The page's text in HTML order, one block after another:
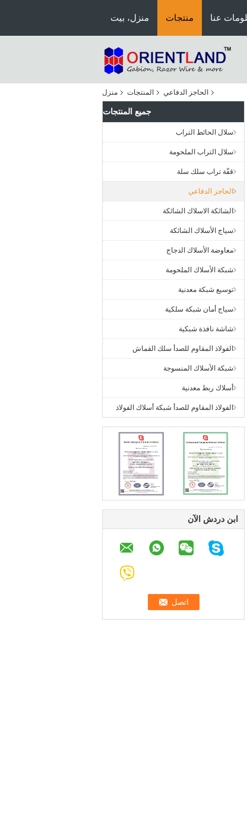
منزل، بيت منتجات عنا
منزل المنتجات الحاجز الدفاعي
جميع المنتجات
سلال الحائط التراب
سلال التراب الملحومة
قفّة تراب سلك سلة
الحاجز الدفاعي
الشائكة الاسلاك الشائكة
سياج الأسلاك الشائكة
معاوضة الأسلاك الدجاج
شبكة الأسلاك الملحومة
توسيع شبكة معدنية
سياج أمان شبكة سلكية
شاشة نافذة شبكية
الفولاذ المقاوم للصدأ سلك القماش
شبكة الأسلاك المنسوجة
أسلاك ربط معدنية
الفولاذ المقاوم للصدأ شبكة أسلاك الفولاذ
ابن دردش الآن